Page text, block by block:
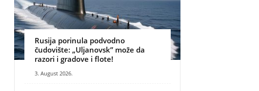
Rusija porinula podvodno
čudovište: „Uljanovsk” može da
razori i gradove i flote!
3. August 2026.